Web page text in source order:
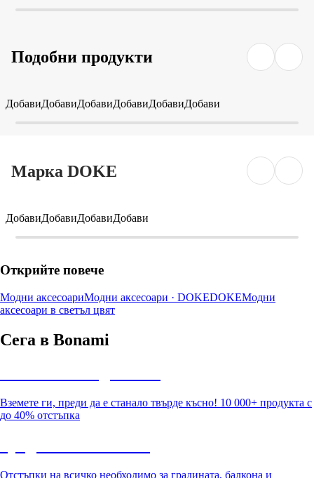
Подобни продукти
ДобавиДобавиДобавиДобавиДобавиДобави
Марка DOKE
ДобавиДобавиДобавиДобави
Открийте повече
Модни аксесоариМодни аксесоари · DOKEDOKEМодни
аксесоари в светъл цвят
Сега в Bonami
Вземете ги, преди да е станало твърде късно! 10 000+ продукта с
до 40% отстъпка
Отстъпки на всичко необходимо за градината, балкона и